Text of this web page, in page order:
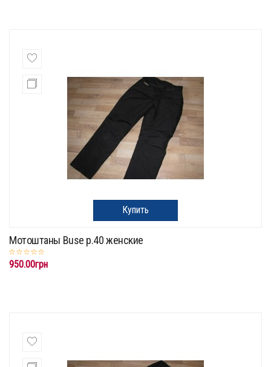
Купить
Мотоштаны Buse p.40 женские
950.00грн